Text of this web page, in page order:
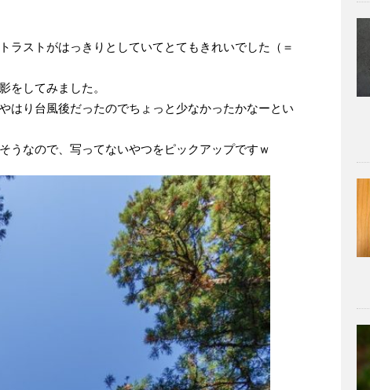
ラストがはっきりとしていてとてもきれいでした（＝
をしてみました。
はり台風後だったのでちょっと少なかったかなーとい
うなので、写ってないやつをピックアップですｗ